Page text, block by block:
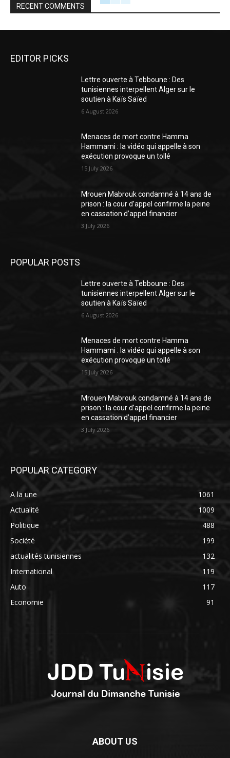
RECENT COMMENTS
EDITOR PICKS
Lettre ouverte à Tebboune : Des
tunisiennes interpellent Alger sur le
soutien à Kaïs Saïed
6 August 2026
Menaces de mort contre Hamma
Hammami : la vidéo qui appelle à son
exécution provoque un tollé
15 July 2026
Mrouen Mabrouk condamné à 14 ans de
prison : la cour d’appel confirme la peine
en cassation d’appel financier
3 July 2026
POPULAR POSTS
Lettre ouverte à Tebboune : Des
tunisiennes interpellent Alger sur le
soutien à Kaïs Saïed
6 August 2026
Menaces de mort contre Hamma
Hammami : la vidéo qui appelle à son
exécution provoque un tollé
15 July 2026
Mrouen Mabrouk condamné à 14 ans de
prison : la cour d’appel confirme la peine
en cassation d’appel financier
3 July 2026
POPULAR CATEGORY
A la une
1061
Actualité
1009
Politique
488
Société
199
actualités tunisiennes
132
International
119
Auto
117
Economie
91
ABOUT US